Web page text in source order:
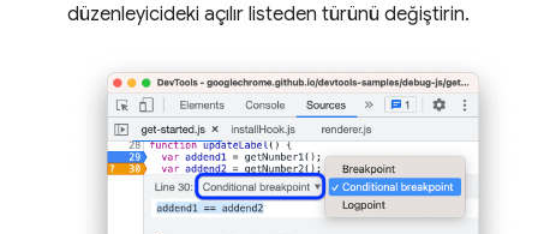
düzenleyicideki açılır listeden türünü değiştirin.